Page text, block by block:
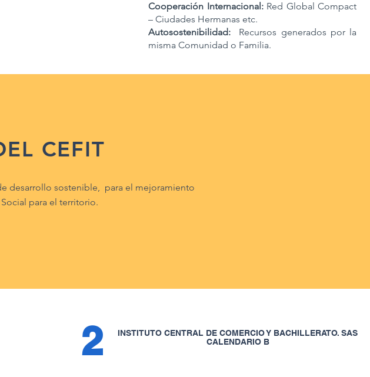
Cooperación Internacional: Red Global Compact
– Ciudades Hermanas etc.
Autosostenibilidad:
Recursos generados por la
misma Comunidad o Familia.
CEFIT
desarrollo sostenible, para el mejoramiento
para el territorio.
2
INSTITUTO CENTRAL DE COMERCIO Y BACHILLERATO. SAS
CALENDARIO B